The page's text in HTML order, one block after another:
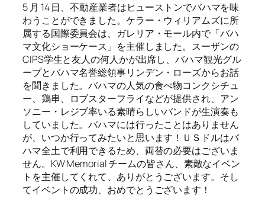
5 月 14 日、不動産業者はヒューストンでバハマを味
わうことができました。ケラー・ウィリアムズに所
属する国際委員会は、ガレリア・モール内で「バハ
マ文化ショーケース」を主催しました。スーザンの
CIPS学生と友人の何人かが出席し、バハマ観光グル
ープとバハマ名誉総領事リンデン・ローズからお話
を聞きました。バハマの人気の食べ物コンクシチュ
ー、鶏串、ロブスターフライなどが提供され、アン
ソニー・レジブ率いる素晴らしいバンドが生演奏も
していました。バハマには行ったことはありません
が、いつか行ってみたいと思います！ＵＳドルはバ
ハマ全土で利用できるため、両替の必要はございま
せん。KW Memorial チームの皆さん、素敵なイベン
トを主催してくれて、ありがとうございます。そし
てイベントの成功、おめでとうございます！